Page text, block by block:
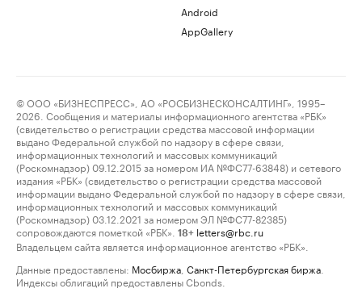
Android
AppGallery
© ООО «БИЗНЕСПРЕСС», АО «РОСБИЗНЕСКОНСАЛТИНГ», 1995–
2026. Сообщения и материалы информационного агентства «РБК»
(свидетельство о регистрации средства массовой информации
выдано Федеральной службой по надзору в сфере связи,
информационных технологий и массовых коммуникаций
(Роскомнадзор) 09.12.2015 за номером ИА №ФС77-63848) и сетевого
издания «РБК» (свидетельство о регистрации средства массовой
информации выдано Федеральной службой по надзору в сфере связи,
информационных технологий и массовых коммуникаций
(Роскомнадзор) 03.12.2021 за номером ЭЛ №ФС77-82385)
сопровождаются пометкой «РБК».
18+ letters@rbc.ru
Владельцем сайта является информационное агентство «РБК».
Данные предоставлены: Мосбиржа Санкт-Петербургская биржа
Индексы облигаций предоставлены Cbonds.